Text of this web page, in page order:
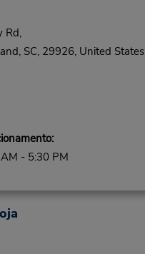
Rd,
SC, 29926, United States
- 5:30 PM